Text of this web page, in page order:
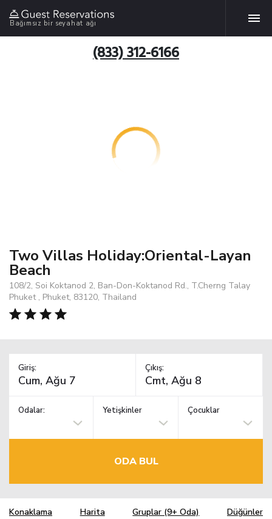
Bağımsız bir seyahat ağı
(833) 312-6166
Two Villas Holiday:Oriental-Layan
Beach
108/2, Soi Koktanod 2, Ban-Don-Koktanod Rd., T.Cherng Talay
Phuket , Phuket, 83120, Thailand
Giriş: Çıkış:
Odalar: Yetişkinler Çocuklar
ODA BUL
Konaklama Harita Gruplar (9+ Oda) Düğünler